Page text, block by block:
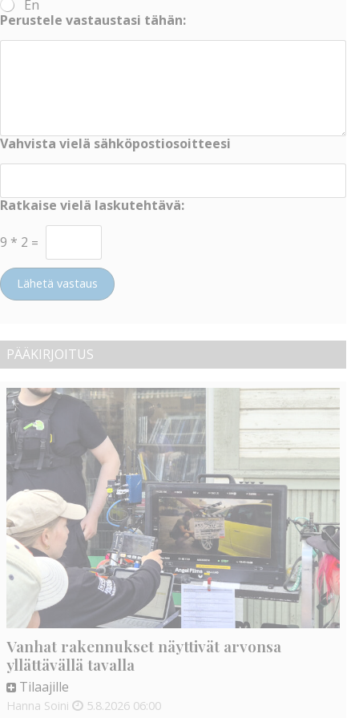
En
Perustele vastaustasi tähän:
Vahvista vielä sähköpostiosoitteesi
Ratkaise vielä laskutehtävä:
9 * 2 =
Lähetä vastaus
PÄÄKIRJOITUS
Vanhat rakennukset näyttivät arvonsa
yllättävällä tavalla
Tilaajille
Hanna Soini 5.8.2026 06:00